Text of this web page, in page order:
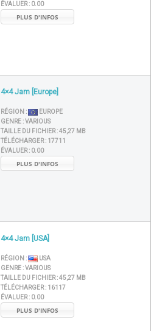
ÉVALUER : 0.00
PLUS D'INFOS
4×4 Jam [Europe]
RÉGION :
EUROPE
GENRE :VARIOUS
TAILLE DU FICHIER :45,27 MB
TÉLÉCHARGER : 17711
ÉVALUER : 0.00
PLUS D'INFOS
4×4 Jam [USA]
RÉGION :
USA
GENRE :VARIOUS
TAILLE DU FICHIER :45,27 MB
TÉLÉCHARGER : 16117
ÉVALUER : 0.00
PLUS D'INFOS